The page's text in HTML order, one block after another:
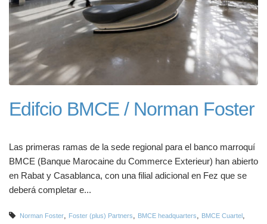
Edifcio BMCE / Norman Foster
Las primeras ramas de la sede regional para el banco marroquí
BMCE (Banque Marocaine du Commerce Exterieur) han abierto
en Rabat y Casablanca, con una filial adicional en Fez que se
deberá completar e...
Norman Foster Foster (plus) Partners BMCE headquarters BMCE Cuartel